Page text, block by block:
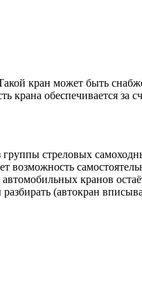
кран может быть
крана обеспечивается за
стреловых
кранов
(автокран